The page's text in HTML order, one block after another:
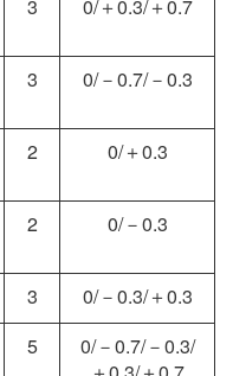
3 0/＋0.3/＋0.7
3 0/－0.7/－0.3
2 0/＋0.3
2 0/－0.3
3
0/－0.3/＋0.3
5
0/－0.7/－0.3/